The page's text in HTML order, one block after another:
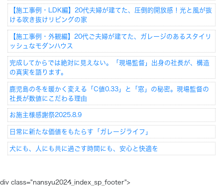
【施工事例・LDK編】20代夫婦が建てた、圧倒的開放感！光と風が抜
ける吹き抜けリビングの家
【施工事例・外観編】20代ご夫婦が建てた、ガレージのあるスタイリ
ッシュなモダンハウス
完成してからでは絶対に見えない。「現場監督」出身の社長が、構造
の真実を語ります。
鹿児島の冬を暖かく変える「C値0.33」と「窓」の秘密。現場監督の
社長が数値にこだわる理由
お施主様感謝祭2025.8.9
日常に新たな価値をもたらす「ガレージライフ」
犬にも、人にも共に過ごす時間にも、安心と快適を
div class="nansyu2024_index_sp_footer">